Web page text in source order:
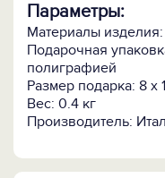
несут традиции его
несколько
ПОСМОТРИТЕ такую
Параметры:
Материалы
Подарочная
полиграфией
Размер подарка: 8 x
Вес: 0.4 кг
Производитель: